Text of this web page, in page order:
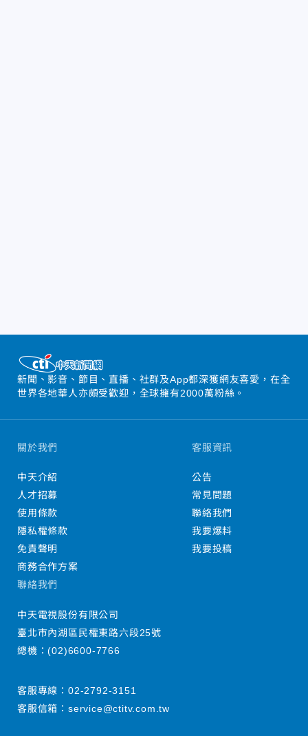
新聞、影音、節目、直播、社群及App都深獲網友喜愛，在全
世界各地華人亦頗受歡迎，全球擁有2000萬粉絲。
關於我們
中天介紹
人才招募
使用條款
隱私權條款
免責聲明
商務合作方案
客服資訊
公告
常見問題
聯絡我們
我要爆料
我要投稿
聯絡我們
中天電視股份有限公司
臺北市內湖區民權東路六段25號
總機：(02)6600-7766
客服專線： 02-2792-3151
客服信箱： service@ctitv.com.tw